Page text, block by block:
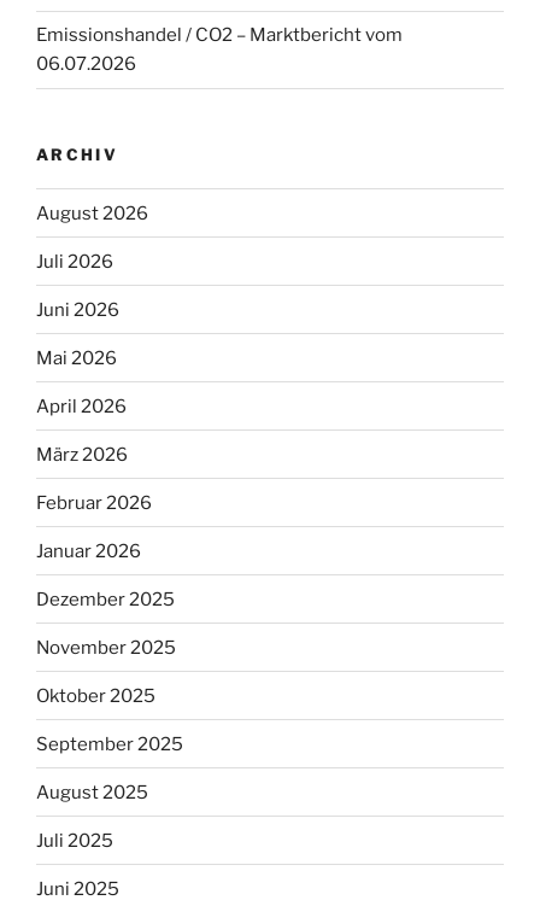
Emissionshandel / CO2 – Marktbericht vom
06.07.2026
ARCHIV
August 2026
Juli 2026
Juni 2026
Mai 2026
April 2026
März 2026
Februar 2026
Januar 2026
Dezember 2025
November 2025
Oktober 2025
September 2025
August 2025
Juli 2025
Juni 2025